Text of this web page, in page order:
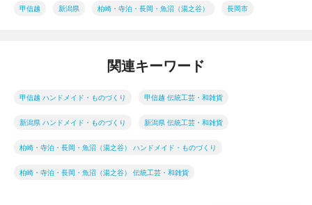
甲信越 新潟県 柏崎・寺泊・長岡・魚沼（湯之谷） 長岡市
関連キーワード
甲信越 ハンドメイド・ものづくり 甲信越 伝統工芸・和雑貨
新潟県 ハンドメイド・ものづくり 新潟県 伝統工芸・和雑貨
柏崎・寺泊・長岡・魚沼（湯之谷） ハンドメイド・ものづくり
柏崎・寺泊・長岡・魚沼（湯之谷） 伝統工芸・和雑貨